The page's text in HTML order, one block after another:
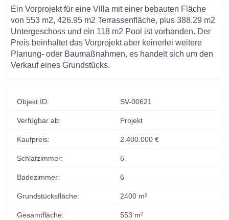
Ein Vorprojekt für eine Villa mit einer bebauten Fläche
von 553 m2, 426.95 m2 Terrassenfläche, plus 388.29 m2
Untergeschoss und ein 118 m2 Pool ist vorhanden. Der
Preis beinhaltet das Vorprojekt aber keinerlei weitere
Planung- oder Baumaßnahmen, es handelt sich um den
Verkauf eines Grundstücks.
Objekt ID: SV-00621
Verfügbar ab: Projekt
Kaufpreis: 2.400.000 €
Schlafzimmer: 6
Badezimmer: 6
Grundstücksfläche: 2400 m²
Gesamtfläche: 553 m²